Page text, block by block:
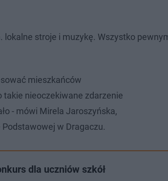
stroje i muzykę. Wszystko
mieszkańców
takie nieoczekiwane zdarzenie
- mówi Mirela Jaroszyńska,
w Dragaczu.
dla uczniów szkół